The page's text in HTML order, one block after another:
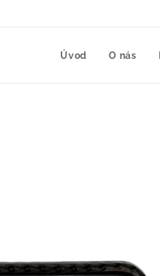
Úvod O nás